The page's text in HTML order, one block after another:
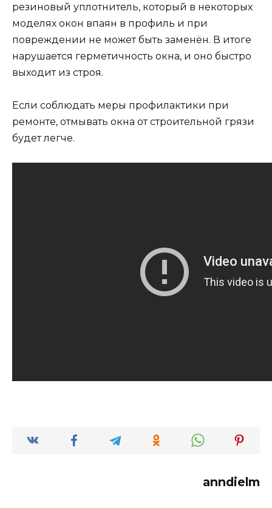
резиновый уплотнитель, который в некоторых
моделях окон впаян в профиль и при
повреждении не может быть заменён. В итоге
нарушается герметичность окна, и оно быстро
выходит из строя.
Если соблюдать меры профилактики при
ремонте, отмывать окна от строительной грязи
будет легче.
anndielm